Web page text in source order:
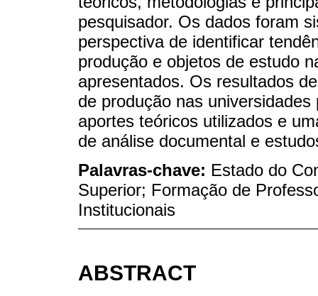
pesquisador. Os dados foram
perspectiva de identificar
produção e objetos de estudo
apresentados. Os resultados
de produção nas
aportes teóricos utilizados e
de análise documental e
Palavras-chave: Estado do
Superior; Formação de
Institucionais
ABSTRACT